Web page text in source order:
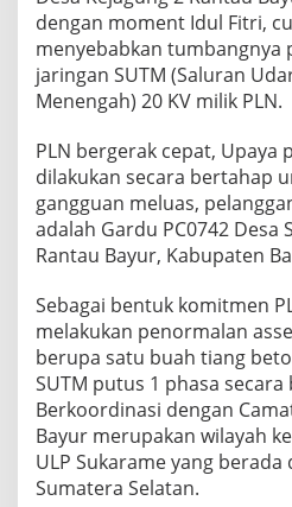
dengan moment Idul Fitri,
menyebabkan tumbangnya
jaringan SUTM (Saluran
Menengah) 20 KV milik PLN.
PLN bergerak cepat, Upaya
dilakukan secara bertahap
gangguan meluas,
adalah Gardu PC0742 Desa
Rantau Bayur, Kabupaten
Sebagai bentuk komitmen
melakukan penormalan
berupa satu buah tiang
SUTM putus 1 phasa
Berkoordinasi dengan
Bayur merupakan wilayah
ULP Sukarame yang
Sumatera Selatan.